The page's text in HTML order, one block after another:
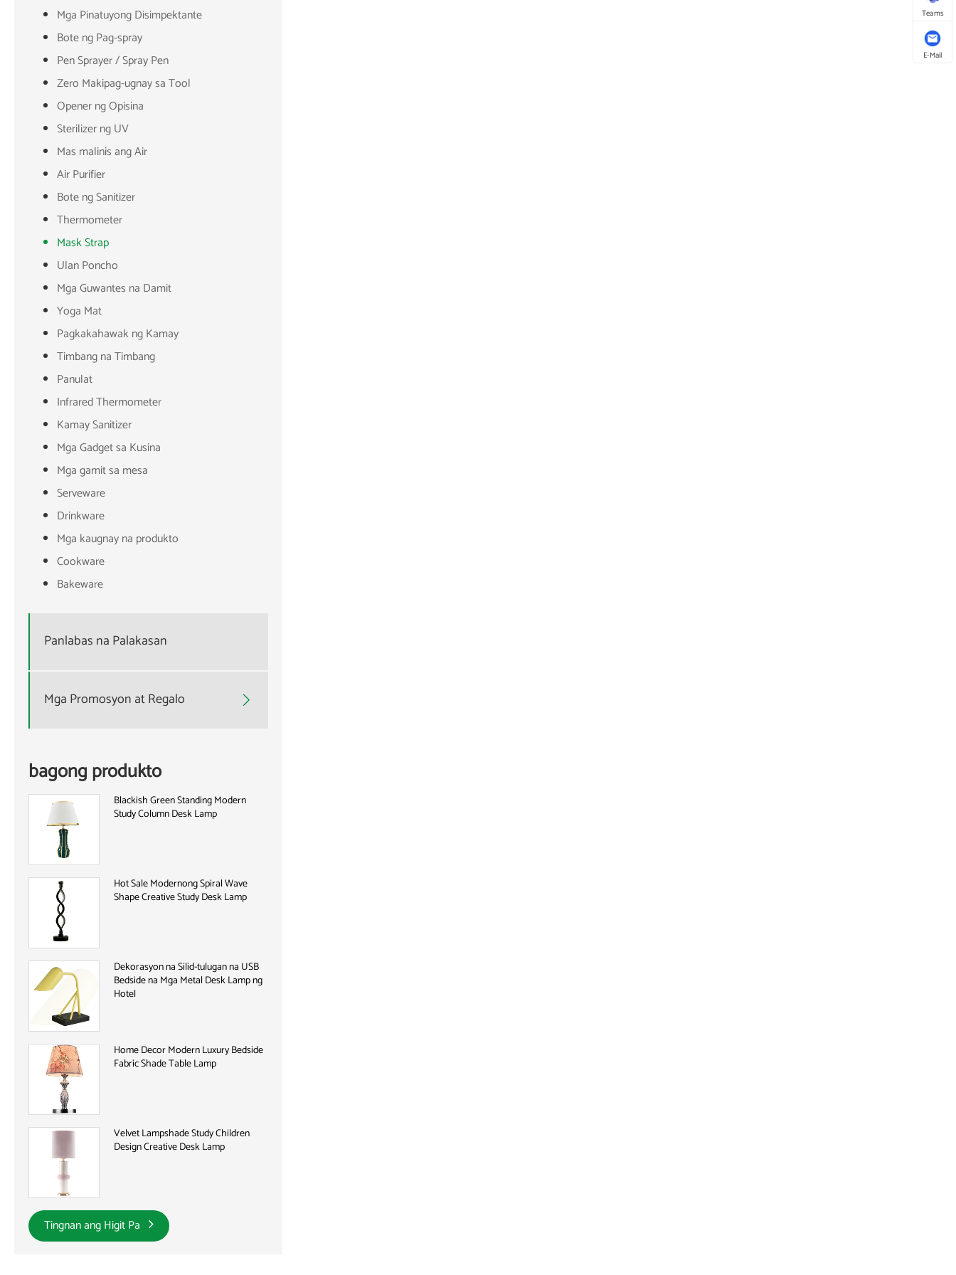
Mga Pinatuyong Disimpektante
Bote ng Pag-spray
Pen Sprayer / Spray Pen
Zero Makipag-ugnay sa Tool
Opener ng Opisina
Sterilizer ng UV
Mas malinis ang Air
Air Purifier
Bote ng Sanitizer
Thermometer
Mask Strap
Ulan Poncho
Mga Guwantes na Damit
Yoga Mat
Pagkakahawak ng Kamay
Timbang na Timbang
Panulat
Infrared Thermometer
Kamay Sanitizer
Mga Gadget sa Kusina
Mga gamit sa mesa
Serveware
Drinkware
Mga kaugnay na produkto
Cookware
Bakeware
Panlabas na Palakasan
Mga Promosyon at Regalo 
bagong produkto
Blackish Green Standing Modern
Study Column Desk Lamp
Hot Sale Modernong Spiral Wave
Shape Creative Study Desk Lamp
Dekorasyon na Silid-tulugan na USB
Bedside na Mga Metal Desk Lamp ng
Hotel
Home Decor Modern Luxury Bedside
Fabric Shade Table Lamp
Velvet Lampshade Study Children
Design Creative Desk Lamp
Tingnan ang Higit Pa
Teams
E-Mail